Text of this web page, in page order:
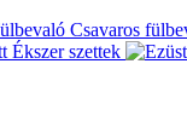
Csavaros
Ékszer szettek